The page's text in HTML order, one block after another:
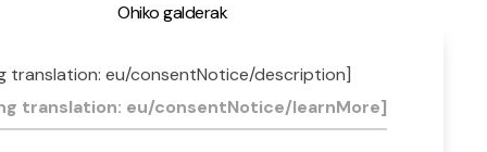
Ohiko galderak
translation: eu/consentNotice/description]
translation: eu/consentNotice/learnMore]